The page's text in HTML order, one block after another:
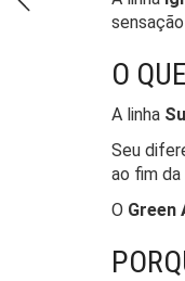
O
A linha
Seu
ao fim da
O Green